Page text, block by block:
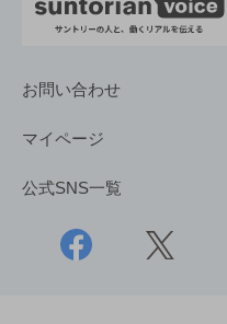
お問い合わせ
マイページ
公式SNS一覧